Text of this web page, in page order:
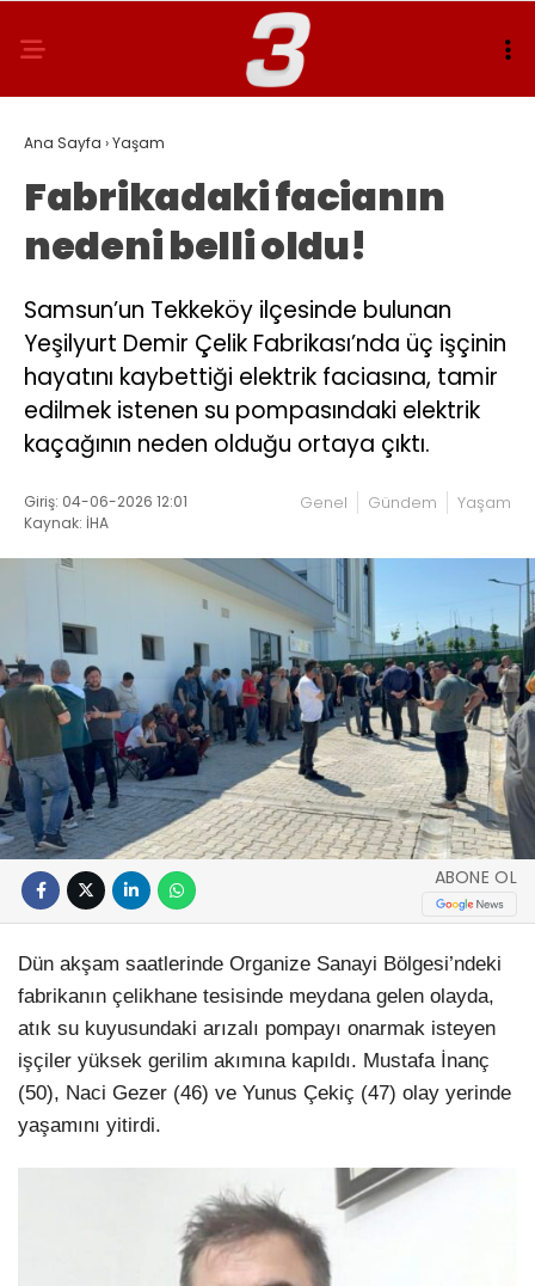
Ana Sayfa ›Yaşam
Fabrikadaki facianın
nedeni belli oldu!
Samsun’un Tekkeköy ilçesinde bulunan
Yeşilyurt Demir Çelik Fabrikası’nda üç işçinin
hayatını kaybettiği elektrik faciasına, tamir
edilmek istenen su pompasındaki elektrik
kaçağının neden olduğu ortaya çıktı.
Giriş: 04-06-2026 12:01
Kaynak: İHA
Genel Gündem Yaşam
ABONE OL
Dün akşam saatlerinde Organize Sanayi Bölgesi’ndeki
fabrikanın çelikhane tesisinde meydana gelen olayda,
atık su kuyusundaki arızalı pompayı onarmak isteyen
işçiler yüksek gerilim akımına kapıldı. Mustafa İnanç
(50), Naci Gezer (46) ve Yunus Çekiç (47) olay yerinde
yaşamını yitirdi.